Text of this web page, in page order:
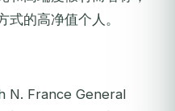
的高净值个人。
N. France General